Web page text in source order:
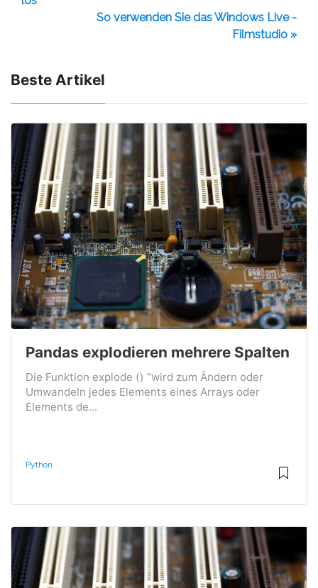
So verwenden Sie das Windows Live -
Filmstudio »
Beste Artikel
Pandas explodieren mehrere Spalten
Die Funktion explode () ”wird zum Ändern oder
Umwandeln jedes Elements eines Arrays oder
Elements de...
Python